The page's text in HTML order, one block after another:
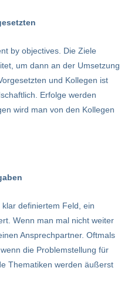
by objectives. Die Ziele
um dann an der Umsetzung
und Kollegen ist
Erfolge werden
wird man von den Kollegen
definiertem Feld, ein
Wenn man mal nicht weiter
Ansprechpartner. Oftmals
die Problemstellung für
Thematiken werden äußerst